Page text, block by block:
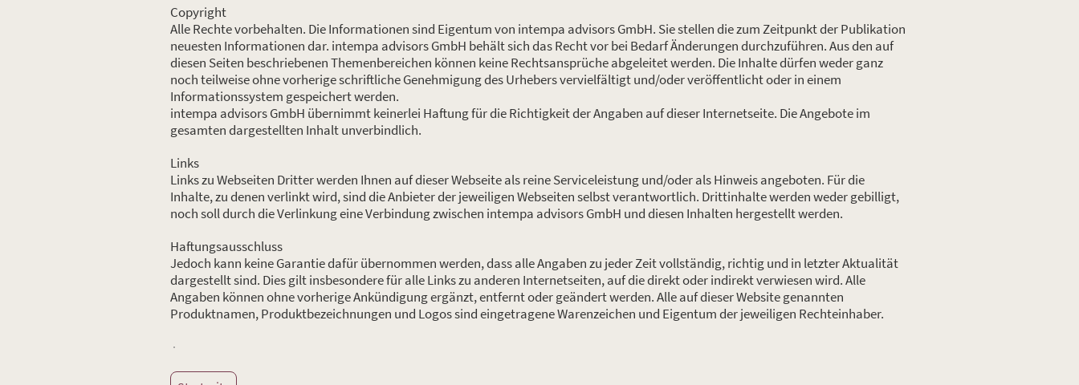
Copyright
Alle Rechte vorbehalten. Die Informationen sind Eigentum von intempa advisors GmbH. Sie stellen die zum Zeitpunkt der Publikation
neuesten Informationen dar. intempa advisors GmbH behält sich das Recht vor bei Bedarf Änderungen durchzuführen. Aus den auf
diesen Seiten beschriebenen Themenbereichen können keine Rechtsansprüche abgeleitet werden. Die Inhalte dürfen weder ganz
noch teilweise ohne vorherige schriftliche Genehmigung des Urhebers vervielfältigt und/oder veröffentlicht oder in einem
Informationssystem gespeichert werden.
intempa advisors GmbH übernimmt keinerlei Haftung für die Richtigkeit der Angaben auf dieser Internetseite. Die Angebote im
gesamten dargestellten Inhalt unverbindlich.
Links
Links zu Webseiten Dritter werden Ihnen auf dieser Webseite als reine Serviceleistung und/oder als Hinweis angeboten. Für die
Inhalte, zu denen verlinkt wird, sind die Anbieter der jeweiligen Webseiten selbst verantwortlich. Drittinhalte werden weder gebilligt,
noch soll durch die Verlinkung eine Verbindung zwischen intempa advisors GmbH und diesen Inhalten hergestellt werden.
Haftungsausschluss
Jedoch kann keine Garantie dafür übernommen werden, dass alle Angaben zu jeder Zeit vollständig, richtig und in letzter Aktualität
dargestellt sind. Dies gilt insbesondere für alle Links zu anderen Internetseiten, auf die direkt oder indirekt verwiesen wird. Alle
Angaben können ohne vorherige Ankündigung ergänzt, entfernt oder geändert werden. Alle auf dieser Website genannten
Produktnamen, Produktbezeichnungen und Logos sind eingetragene Warenzeichen und Eigentum der jeweiligen Rechteinhaber.
.